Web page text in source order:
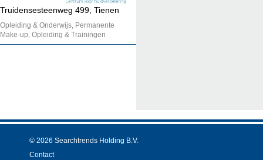
Truidensesteenweg 499, Tienen
Opleiding & Onderwijs, Permanente
Make-up, Opleiding & Trainingen
© 2026 Searchtrends Holding B.V.
Contact